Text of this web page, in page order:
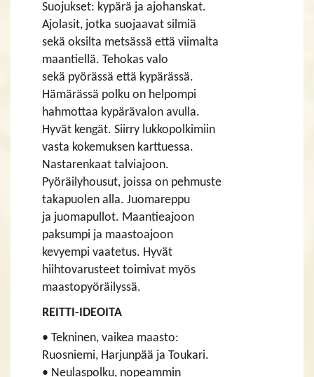
Suojukset: kypärä ja ajohanskat.
Ajolasit, jotka suojaavat silmiä
sekä oksilta metsässä että viimalta
maantiellä. Tehokas valo
sekä pyörässä että kypärässä.
Hämärässä polku on helpompi
hahmottaa kypärävalon avulla.
Hyvät kengät. Siirry lukkopolkimiin
vasta kokemuksen karttuessa.
Nastarenkaat talviajoon.
Pyöräilyhousut, joissa on pehmuste
takapuolen alla. Juomareppu
ja juomapullot. Maantieajoon
paksumpi ja maastoajoon
kevyempi vaatetus. Hyvät
hiihtovarusteet toimivat myös
maastopyöräilyssä.
REITTI-IDEOITA
• Tekninen, vaikea maasto:
Ruosniemi, Harjunpää ja Toukari.
• Neulaspolku, nopeammin